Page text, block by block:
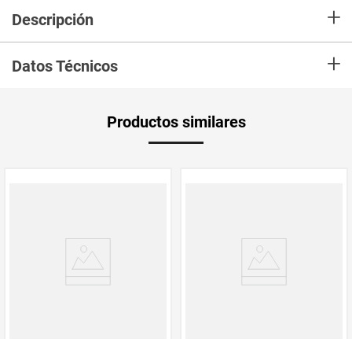
Descripción +
Aclarado de Lady Speed Stick, con protección prolongada y cuidado
Datos Técnicos +
PUM - Unidad
de Medida
Productos similares